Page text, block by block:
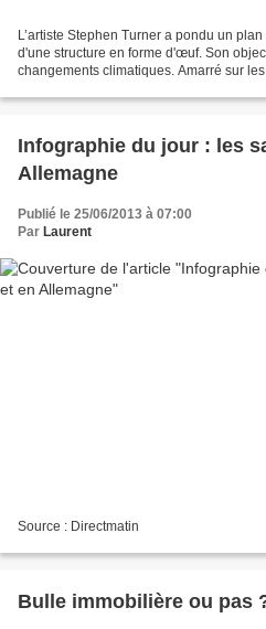
L’artiste Stephen Turner a pondu un
d'une structure en forme d'œuf. Son
changements climatiques. Amarré sur
Infographie du jour : les
Allemagne
Publié le 25/06/2013 à 07:00
Par Laurent
Source : Directmatin
Bulle immobilière ou pas